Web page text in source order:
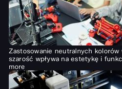
Zastosowanie neutralnych
szarość wpływa na estetykę i
more